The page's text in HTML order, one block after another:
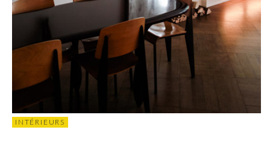
INTÉRIEURS